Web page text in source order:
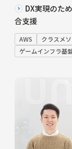
DX実現のた
合支援
AWS クラスメ
ゲームインフラ基